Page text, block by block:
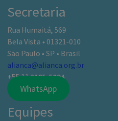
Secretaria
Rua Humaitá, 569
Bela Vista • 01321-010
São Paulo • SP • Brasil
alianca@alianca.org.br
+55 113105-5894
WhatsApp
Equipes